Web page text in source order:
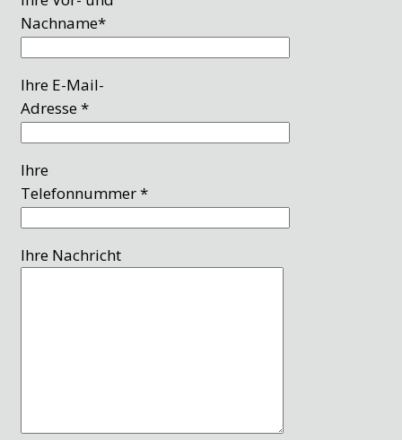
Nachname*
Ihre E-Mail-
Adresse *
Ihre
Telefonnummer *
Ihre Nachricht